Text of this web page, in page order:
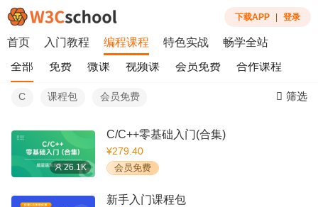
下载APP 登录
首页 入门教程 编程课程 特色实战 畅学全站
全部 免费 微课 视频课 会员免费 合作课程
C 课程包 会员免费 筛选
26.1K
C/C++零基础入门(合集)
¥279.40
会员免费
新手入门课程包